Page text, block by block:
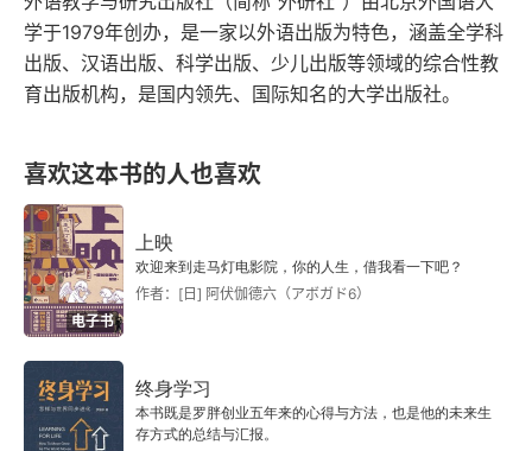
学于1979年创办，是一家以外语出版为特色，涵盖全学科
出版、汉语出版、科学出版、少儿出版等领域的综合性教
育出版机构，是国内领先、国际知名的大学出版社。
喜欢这本书的人也喜欢
电子书
上映
欢迎来到走马灯电影院，你的人生，借我看一下吧？
作者：[日] 阿伏伽德六（アボガド6）
终身学习
本书既是罗胖创业五年来的心得与方法，也是他的未来生
存方式的总结与汇报。